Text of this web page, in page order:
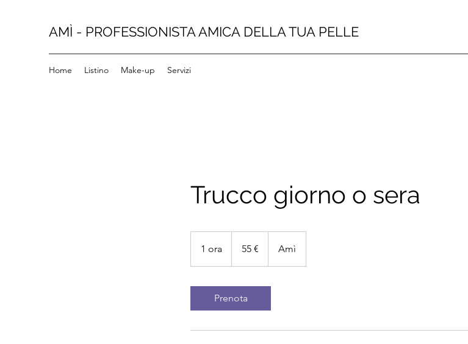
AMÌ - PROFESSIONISTA AMICA DELLA TUA PELLE
Home Listino Make-up Servizi
Trucco giorno o sera
1 ora
o
55 € Amì
Prenota